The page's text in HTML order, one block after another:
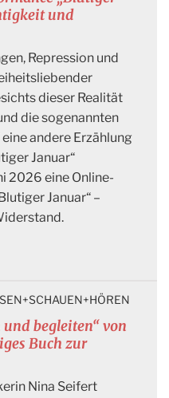
und
Repression und
dieser Realität
die sogenannten
andere Erzählung
Januar“
2026 eine Online-
Januar“ –
und begleiten“ von
Buch zur
Nina Seifert